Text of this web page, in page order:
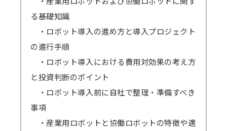
る基礎知識
・ロボット導入の進め方と導入プロジェクト
の進行手順
・ロボット導入における費用対効果の考え方
と投資判断のポイント
・ロボット導入前に自社で整理・準備すべき
事項
・産業用ロボットと協働ロボットの特徴や適